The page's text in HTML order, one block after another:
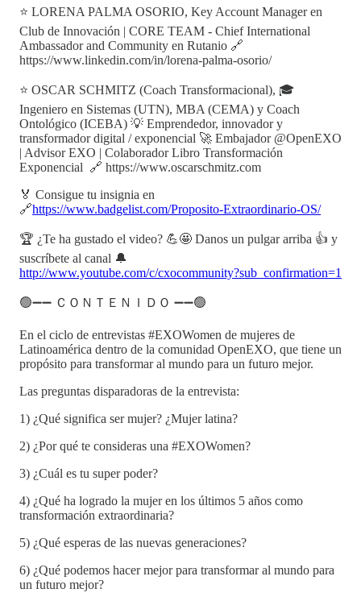
⭐ LORENA PALMA OSORIO, Key Account Manager en
Club de Innovación | CORE TEAM - Chief International
Ambassador and Community en Rutanio 🔗
https://www.linkedin.com/in/lorena-palma-osorio/
⭐ OSCAR SCHMITZ (Coach Transformacional), 🎓
Ingeniero en Sistemas (UTN), MBA (CEMA) y Coach
Ontológico (ICEBA) 💡 Emprendedor, innovador y
transformador digital / exponencial 🚀 Embajador @OpenEXO
| Advisor EXO | Colaborador Libro Transformación
Exponencial 🔗 https://www.oscarschmitz.com
🏅 Consigue tu insignia en
🔗https://www.badgelist.com/Proposito-Extraordinario-OS/
🏆 ¿Te ha gustado el video? 💪🤩 Danos un pulgar arriba 👍 y
suscríbete al canal 🔔
http://www.youtube.com/c/cxocommunity?sub_confirmation=1
🟢➖➖ ＣＯＮＴＥＮＩＤＯ ➖➖🟢
En el ciclo de entrevistas #EXOWomen de mujeres de
Latinoamérica dentro de la comunidad OpenEXO, que tiene un
propósito para transformar al mundo para un futuro mejor.
Las preguntas disparadoras de la entrevista:
1) ¿Qué significa ser mujer? ¿Mujer latina?
2) ¿Por qué te consideras una #EXOWomen?
3) ¿Cuál es tu super poder?
4) ¿Qué ha logrado la mujer en los últimos 5 años como
transformación extraordinaria?
5) ¿Qué esperas de las nuevas generaciones?
6) ¿Qué podemos hacer mejor para transformar al mundo para
un futuro mejor?